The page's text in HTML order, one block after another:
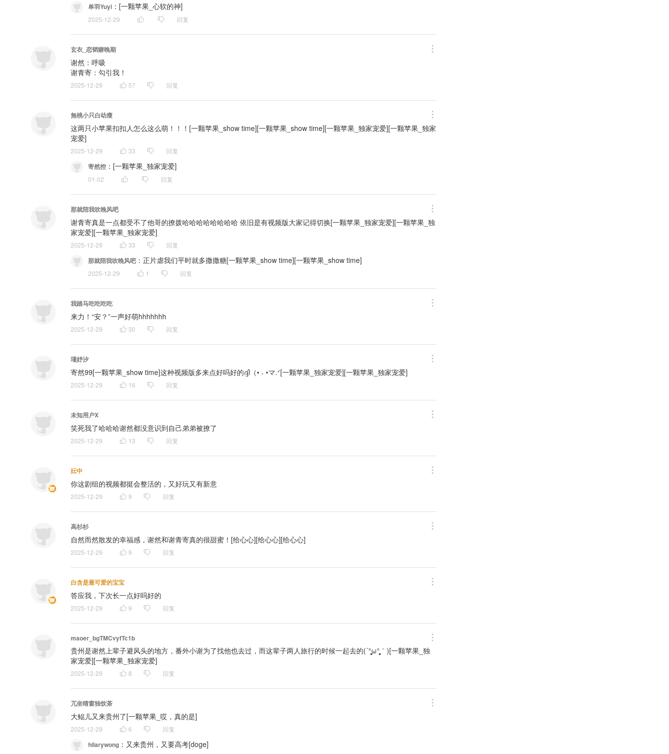
单羽Yuyi ： [一颗苹果_心软的神]
2025-12-29 回复
玄衣_恋韬癖晚期
谢然：呼吸
谢青寄：勾引我！
2025-12-29 57 回复
無桃小只白幼瘦
这两只小苹果扣扣人怎么这么萌！！！[一颗苹果_show time][一颗苹果_show time][一颗苹果_独家宠爱][一颗苹果_独家
宠爱]
2025-12-29 33 回复
寄然控 ： [一颗苹果_独家宠爱]
01-02 回复
那就陪我吹晚风吧
谢青寄真是一点都受不了他哥的撩拨哈哈哈哈哈哈哈哈 依旧是有视频版大家记得切换[一颗苹果_独家宠爱][一颗苹果_独
家宠爱][一颗苹果_独家宠爱]
2025-12-29 33 回复
那就陪我吹晚风吧： 正片虐我们平时就多撒撒糖[一颗苹果_show time][一颗苹果_show time]
2025-12-29 1 回复
我踏马吃吃吃吃
来力！“安？”一声好萌hhhhhhh
2025-12-29 30 回复
瑾妤汐
寄然99[一颗苹果_show time]这种视频版多来点好吗好的ദ്ദി（• ˕ •マ.ᐟ[一颗苹果_独家宠爱][一颗苹果_独家宠爱]
2025-12-29 16 回复
未知用户X
笑死我了哈哈哈谢然都没意识到自己弟弟被撩了
2025-12-29 13 回复
妘中
你这剧组的视频都挺会整活的，又好玩又有新意
2025-12-29 9 回复
高杉杉
自然而然散发的幸福感，谢然和谢青寄真的很甜蜜！[给心心][给心心][给心心]
2025-12-29 9 回复
白含是最可爱的宝宝
答应我，下次长一点好吗好的
2025-12-29 9 回复
maoer_bgTMCvyfTc1b
贵州是谢然上辈子避风头的地方，番外小谢为了找他也去过，而这辈子两人旅行的时候一起去的(´°̥̥̥̥̥̥̥̥ω°̥̥̥̥̥̥̥̥｀)[一颗苹果_独
家宠爱][一颗苹果_独家宠爱]
2025-12-29 8 回复
兀坐晴窗独饮茶
大鲲儿又来贵州了[一颗苹果_哎，真的是]
2025-12-29 6 回复
hilarywong ： 又来贵州，又要高考[doge]